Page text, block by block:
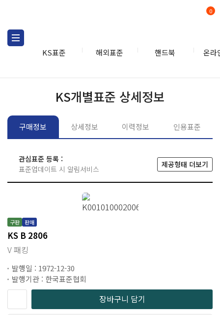
KS표준 해외표준 핸드북 온라
0
KS개별표준 상세정보
구매정보 상세정보 이력정보 인용표준
관심표준 등록 :
표준업데이트 시 알림서비스
제공형태 더보기
구판 판매
KS B 2806
V 패킹
발행일 : 1972-12-30
발행기관 : 한국표준협회
장바구니 담기